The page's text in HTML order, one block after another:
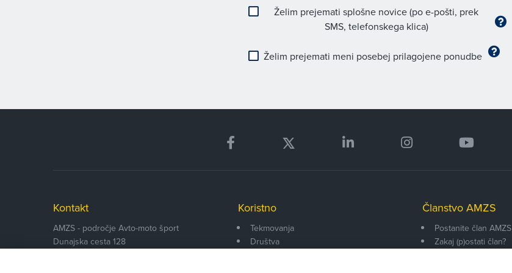
Želim prejemati splošne novice (po e-pošti, prek
SMS, telefonskega klica)
Želim prejemati meni posebej prilagojene ponudbe
Kontakt
AMZS - področje Avto-moto šport
Dunajska cesta 128
Koristno
Tekmovanja
Društva
Članstvo AMZS
Postanite član AMZS
Zakaj (p)ostati član?